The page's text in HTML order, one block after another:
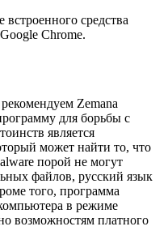
средства
Chrome.
Zemana
для борьбы с
является
может найти то, что
порой не могут
файлов, русский язык
того, программа
в режиме
возможностям платного